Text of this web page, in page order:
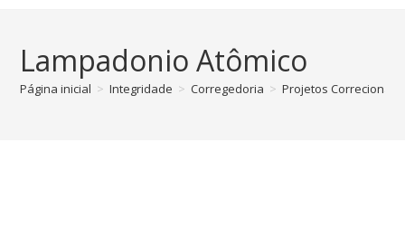
Lampadonio Atômico
Página inicial > Integridade > Corregedoria > Projetos Correcionais